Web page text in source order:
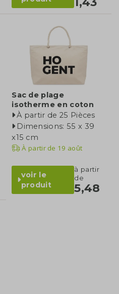
Sac de plage
isotherme en coton
À partir de 25 Pièces
Dimensions: 55 x 39
x15 cm
À partir de 19 août
voir le
produit
à partir
de
5,48